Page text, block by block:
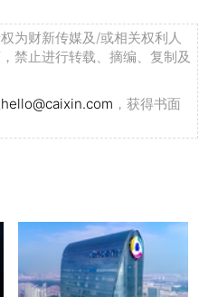
为财新传媒及/或相关权利人
禁止进行转载、摘编、复制及
hello@caixin.com ，获得书面